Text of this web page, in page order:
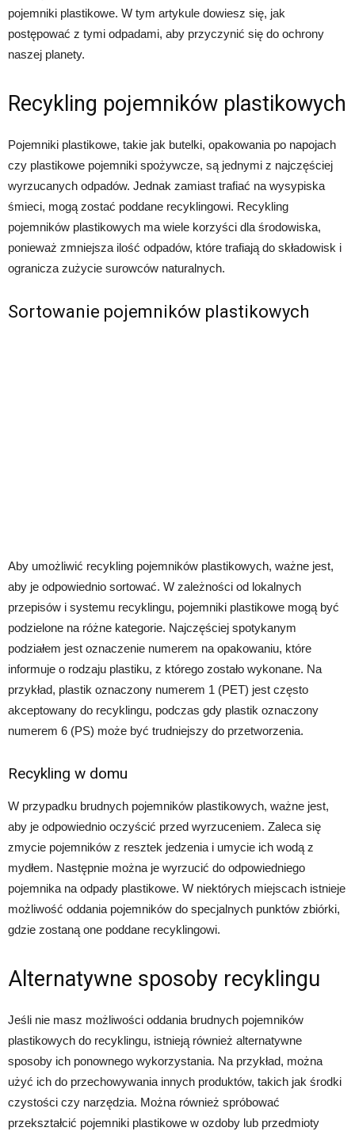
pojemniki plastikowe. W tym artykule dowiesz się, jak
postępować z tymi odpadami, aby przyczynić się do ochrony
naszej planety.
Recykling pojemników plastikowych
Pojemniki plastikowe, takie jak butelki, opakowania po napojach
czy plastikowe pojemniki spożywcze, są jednymi z najczęściej
wyrzucanych odpadów. Jednak zamiast trafiać na wysypiska
śmieci, mogą zostać poddane recyklingowi. Recykling
pojemników plastikowych ma wiele korzyści dla środowiska,
ponieważ zmniejsza ilość odpadów, które trafiają do składowisk i
ogranicza zużycie surowców naturalnych.
Sortowanie pojemników plastikowych
Aby umożliwić recykling pojemników plastikowych, ważne jest,
aby je odpowiednio sortować. W zależności od lokalnych
przepisów i systemu recyklingu, pojemniki plastikowe mogą być
podzielone na różne kategorie. Najczęściej spotykanym
podziałem jest oznaczenie numerem na opakowaniu, które
informuje o rodzaju plastiku, z którego zostało wykonane. Na
przykład, plastik oznaczony numerem 1 (PET) jest często
akceptowany do recyklingu, podczas gdy plastik oznaczony
numerem 6 (PS) może być trudniejszy do przetworzenia.
Recykling w domu
W przypadku brudnych pojemników plastikowych, ważne jest,
aby je odpowiednio oczyścić przed wyrzuceniem. Zaleca się
zmycie pojemników z resztek jedzenia i umycie ich wodą z
mydłem. Następnie można je wyrzucić do odpowiedniego
pojemnika na odpady plastikowe. W niektórych miejscach istnieje
możliwość oddania pojemników do specjalnych punktów zbiórki,
gdzie zostaną one poddane recyklingowi.
Alternatywne sposoby recyklingu
Jeśli nie masz możliwości oddania brudnych pojemników
plastikowych do recyklingu, istnieją również alternatywne
sposoby ich ponownego wykorzystania. Na przykład, można
użyć ich do przechowywania innych produktów, takich jak środki
czystości czy narzędzia. Można również spróbować
przekształcić pojemniki plastikowe w ozdoby lub przedmioty